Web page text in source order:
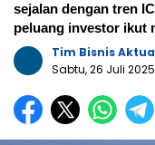
sejalan dengan tren
peluang investor ikut
Tim Bisnis
Sabtu, 26 Juli 2025